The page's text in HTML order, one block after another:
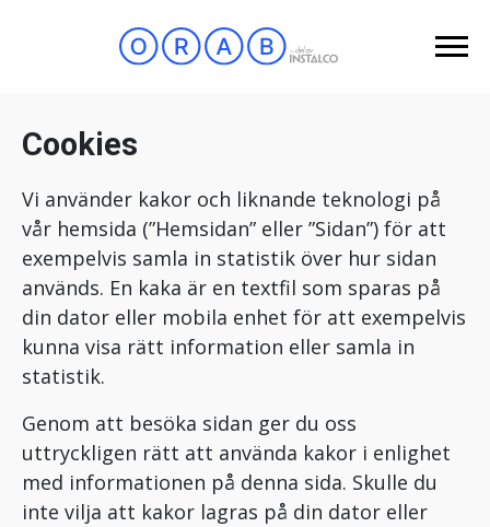
Cookies
Vi använder kakor och liknande teknologi på
vår hemsida (”Hemsidan” eller ”Sidan”) för att
exempelvis samla in statistik över hur sidan
används. En kaka är en textfil som sparas på
din dator eller mobila enhet för att exempelvis
kunna visa rätt information eller samla in
statistik.
Genom att besöka sidan ger du oss
uttryckligen rätt att använda kakor i enlighet
med informationen på denna sida. Skulle du
inte vilja att kakor lagras på din dator eller